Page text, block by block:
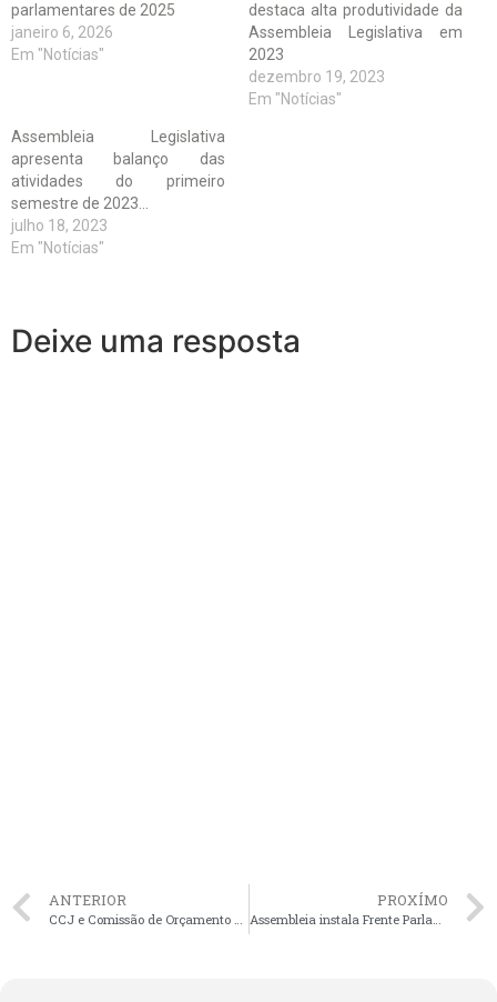
parlamentares de 2025
janeiro 6, 2026
Em "Notícias"
destaca alta produtividade da
Assembleia Legislativa em
2023
dezembro 19, 2023
Em "Notícias"
Assembleia Legislativa
apresenta balanço das
atividades do primeiro
semestre de 2023…
julho 18, 2023
Em "Notícias"
Deixe uma resposta
ANTERIOR
CCJ e Comissão de Orçamento debatem PEC do Congresso que altera Sistema Tributário Nacional
PROXÍMO
Assembleia instala Frente Parlamentar em Defesa dos Agentes Comunitários de Saúde do Maranhão